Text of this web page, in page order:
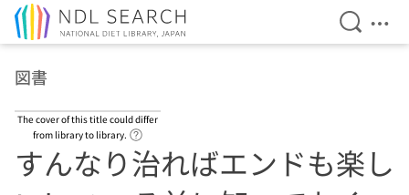
Open
図書
The cover of this title could differ
from library to library.
すんなり治ればエンドも楽し